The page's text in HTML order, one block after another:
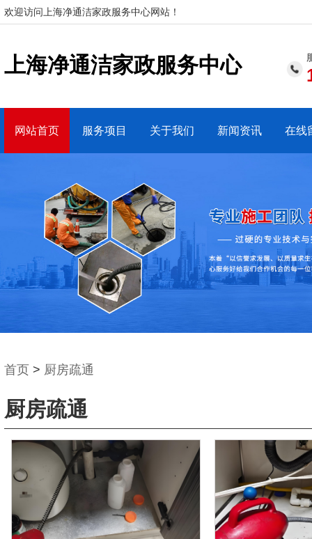
欢迎访问上海净通洁家政服务中心网站！
上海净通洁家政服务中心
网站首页 服务项目 关于我们 新闻资讯 在线
首页 > 厨房疏通
厨房疏通